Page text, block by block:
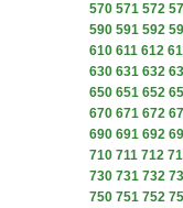
570 571 572
590 591 592
610 611 612
630 631 632
650 651 652
670 671 672
690 691 692
710 711 712
730 731 732
750 751 752